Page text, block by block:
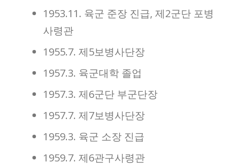
1953.11. 육군 준장 진급, 제2군단 포병
사령관
1955.7. 제5보병사단장
1957.3. 육군대학 졸업
1957.3. 제6군단 부군단장
1957.7. 제7보병사단장
1959.3. 육군 소장 진급
1959.7. 제6관구사령관